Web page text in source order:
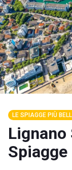
LE SPIAGGE PIÙ
Lignano